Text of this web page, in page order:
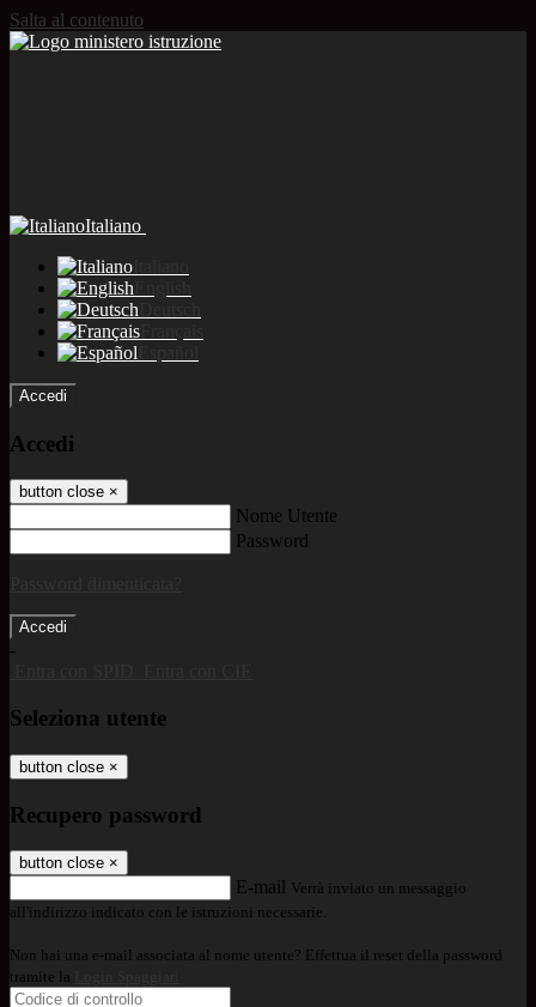
Salta al contenuto
Italiano
Accedi
Accedi
button close ×
Nome Utente
Password
-
Seleziona utente
button close ×
Recupero password
button close ×
E-mail Verrà inviato un messaggio
all'indirizzo indicato con le istruzioni necessarie.
Non hai una e-mail associata al nome utente? Effettua il reset della password
tramite la